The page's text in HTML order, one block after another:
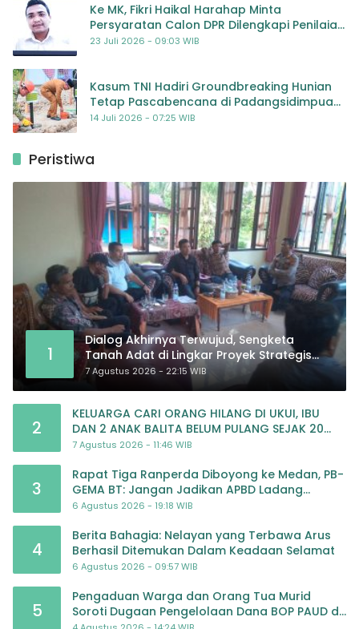
Ke MK, Fikri Haikal Harahap Minta
Persyaratan Calon DPR Dilengkapi Penilaian
Kompetensi
23 Juli 2026 - 09:03 WIB
Kasum TNI Hadiri Groundbreaking Hunian
Tetap Pascabencana di Padangsidimpuan,
Harapan Baru bagi Penyintas
14 Juli 2026 - 07:25 WIB
Peristiwa
1
Dialog Akhirnya Terwujud, Sengketa
Tanah Adat di Lingkar Proyek Strategis
Nasional Memasuki Babak Baru
7 Agustus 2026 - 22:15 WIB
2
KELUARGA CARI ORANG HILANG DI UKUI, IBU
DAN 2 ANAK BALITA BELUM PULANG SEJAK 20
JULI 2026
7 Agustus 2026 - 11:46 WIB
3
Rapat Tiga Ranperda Diboyong ke Medan, PB-
GEMA BT: Jangan Jadikan APBD Ladang
Pembiayaan yang Tak Perlu
6 Agustus 2026 - 19:18 WIB
4
Berita Bahagia: Nelayan yang Terbawa Arus
Berhasil Ditemukan Dalam Keadaan Selamat
6 Agustus 2026 - 09:57 WIB
5
Pengaduan Warga dan Orang Tua Murid
Soroti Dugaan Pengelolaan Dana BOP PAUD di